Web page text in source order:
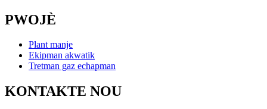
PWOJÈ
Plant manje
Ekipman akwatik
Tretman gaz echapman
KONTAKTE NOU